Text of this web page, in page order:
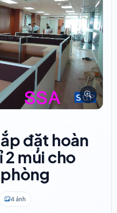
đặt hoàn
2 múi cho
4 ảnh